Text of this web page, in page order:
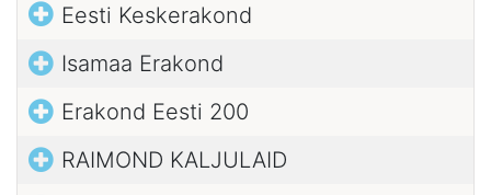
Eesti Keskerakond
Isamaa Erakond
Erakond Eesti 200
RAIMOND KALJULAID